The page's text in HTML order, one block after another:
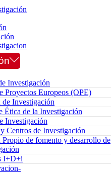
Investigación
Proyectos Europeos (OPE)
Investigación
Ética de la Investigación
Investigación
Centros de Investigación
Propio de fomento y desarrollo de
I+D+i